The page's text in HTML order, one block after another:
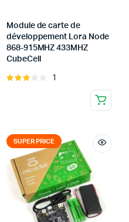
Module de carte de
développement Lora Node
868-915MHZ 433MHZ
CubeCell
Rated
1
SUPER PRICE